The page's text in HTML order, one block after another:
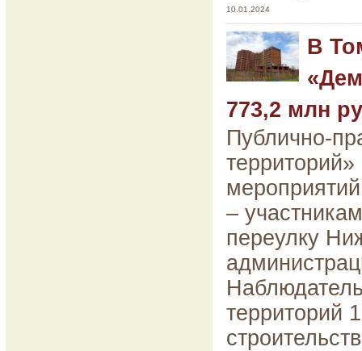
10.01.2024
В
773,2 млн
Публично-
–
переулку
территорий